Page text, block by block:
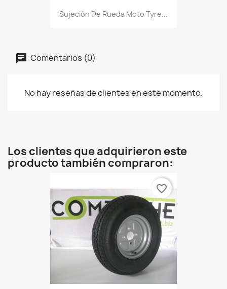
Sujeción De Rueda Moto Tyre...
Comentarios (0)
No hay reseñas de clientes en este momento.
Los clientes que adquirieron este
producto también compraron:
favorite_border